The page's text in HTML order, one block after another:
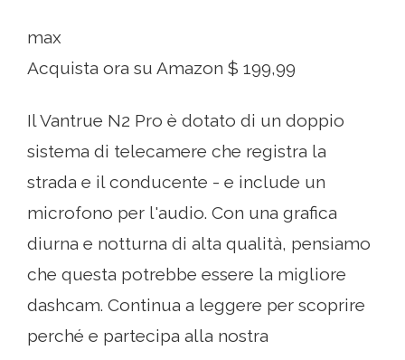
max
Acquista ora su Amazon $ 199,99
Il Vantrue N2 Pro è dotato di un doppio
sistema di telecamere che registra la
strada e il conducente - e include un
microfono per l'audio. Con una grafica
diurna e notturna di alta qualità, pensiamo
che questa potrebbe essere la migliore
dashcam. Continua a leggere per scoprire
perché e partecipa alla nostra